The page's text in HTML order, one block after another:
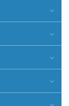
-